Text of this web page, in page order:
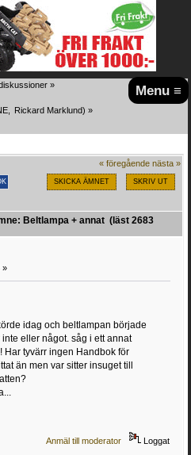
Menu ≡
»
Rickard Marklund) »
« föregående nästa »
SKICKA ÄMNET SKRIV UT
Beltlampa + annat (läst 2683
»
idag och beltlampan började
eller något. såg i ett annat
Har tyvärr ingen Handbok för
än men var sitter insuget till
Anmäl till moderator Loggat